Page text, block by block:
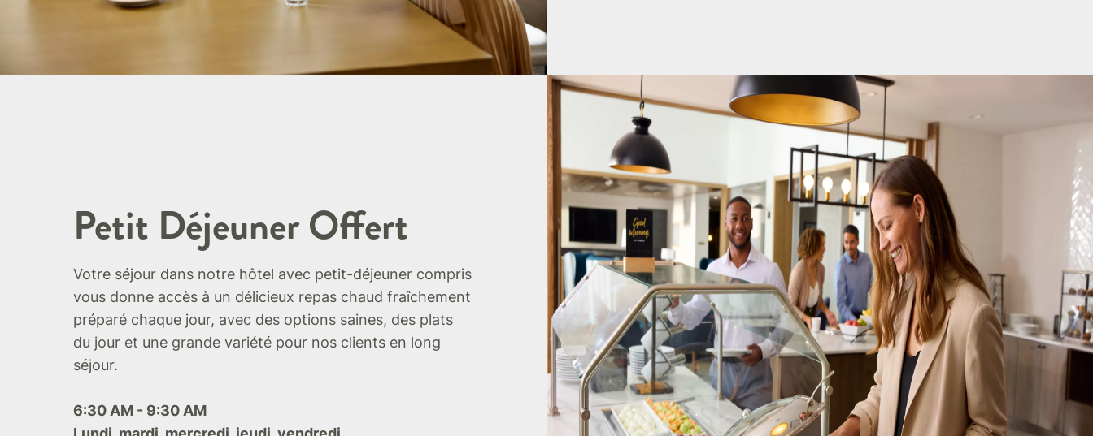
Petit Déjeuner Offert
Votre séjour dans notre hôtel avec petit-déjeuner compris
vous donne accès à un délicieux repas chaud fraîchement
préparé chaque jour, avec des options saines, des plats
du jour et une grande variété pour nos clients en long
séjour.
6:30 AM - 9:30 AM